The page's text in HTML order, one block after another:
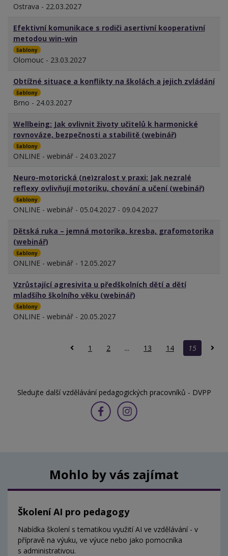
Ostrava - 22.03.2027
Efektivní komunikace s rodiči asertivní kooperativní
metodou win-win
šablony
Olomouc - 23.03.2027
Obtížné situace a konflikty na školách a jejich zvládání
šablony
Brno - 24.03.2027
Wellbeing: Jak ovlivnit životy učitelů k harmonické
rovnováze, bezpečnosti a stabilitě (webinář)
šablony
ONLINE - webinář - 24.03.2027
Neuro-motorická (ne)zralost v praxi: Jak nezralé
reflexy ovlivňují motoriku, chování a učení (webinář)
šablony
ONLINE - webinář - 05.04.2027 - 09.04.2027
Dětská ruka – jemná motorika, kresba, grafomotorika
(webinář)
šablony
ONLINE - webinář - 12.05.2027
Vzrůstající agresivita u předškolních dětí a dětí
mladšího školního věku (webinář)
šablony
ONLINE - webinář - 20.05.2027
1 2 ... 13 14 15
Sledujte další vzdělávání pedagogických pracovníků - DVPP
Mohlo by vás zajímat
Školení AI pro pedagogy
Nabídka školení s tematikou využití AI ve vzdělávání - v
přípravě na výuku, ve výuce nebo jako pomocníka
s administrativou.